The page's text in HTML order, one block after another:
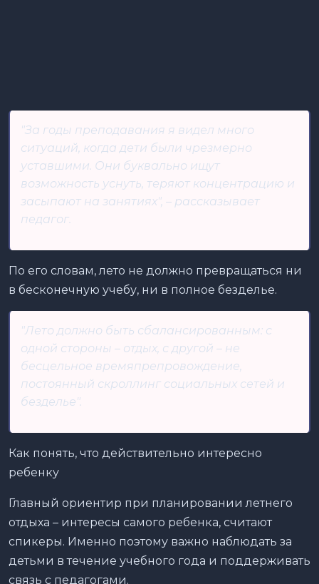
"За годы преподавания я видел много
ситуаций, когда дети были чрезмерно
уставшими. Они буквально ищут
возможность уснуть, теряют концентрацию и
засыпают на занятиях", – рассказывает
педагог.
По его словам, лето не должно превращаться ни
в бесконечную учебу, ни в полное безделье.
"Лето должно быть сбалансированным: с
одной стороны – отдых, с другой – не
бесцельное времяпрепровождение,
постоянный скроллинг социальных сетей и
безделье".
Как понять, что действительно интересно
ребенку
Главный ориентир при планировании летнего
отдыха – интересы самого ребенка, считают
спикеры. Именно поэтому важно наблюдать за
детьми в течение учебного года и поддерживать
связь с педагогами.